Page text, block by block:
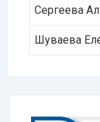
Сергеева
Шуваева